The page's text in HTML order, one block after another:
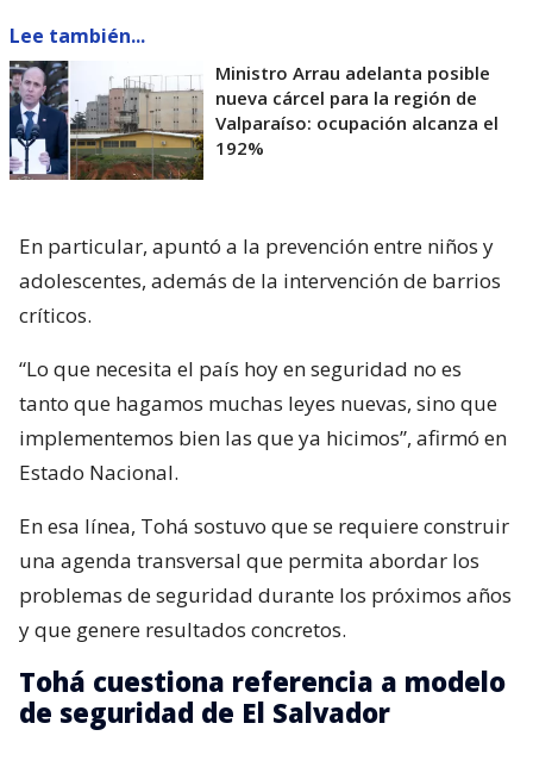
Lee también...
Ministro Arrau adelanta posible
nueva cárcel para la región de
Valparaíso: ocupación alcanza el
192%
En particular, apuntó a la prevención entre niños y
adolescentes, además de la intervención de barrios
críticos.
“Lo que necesita el país hoy en seguridad no es
tanto que hagamos muchas leyes nuevas, sino que
implementemos bien las que ya hicimos”, afirmó en
Estado Nacional.
En esa línea, Tohá sostuvo que se requiere construir
una agenda transversal que permita abordar los
problemas de seguridad durante los próximos años
y que genere resultados concretos.
Tohá cuestiona referencia a modelo
de seguridad de El Salvador